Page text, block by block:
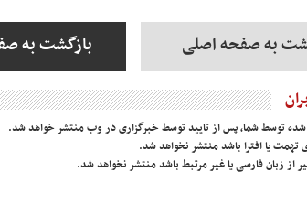
به صفحه اصلی بازگشت به
شده توسط شما، پس از تایید توسط خبرگزاری در وب منتشر خواهد شد.
تهمت یا افترا باشد منتشر نخواهد شد.
از زبان فارسی یا غیر مرتبط باشد منتشر نخواهد شد.